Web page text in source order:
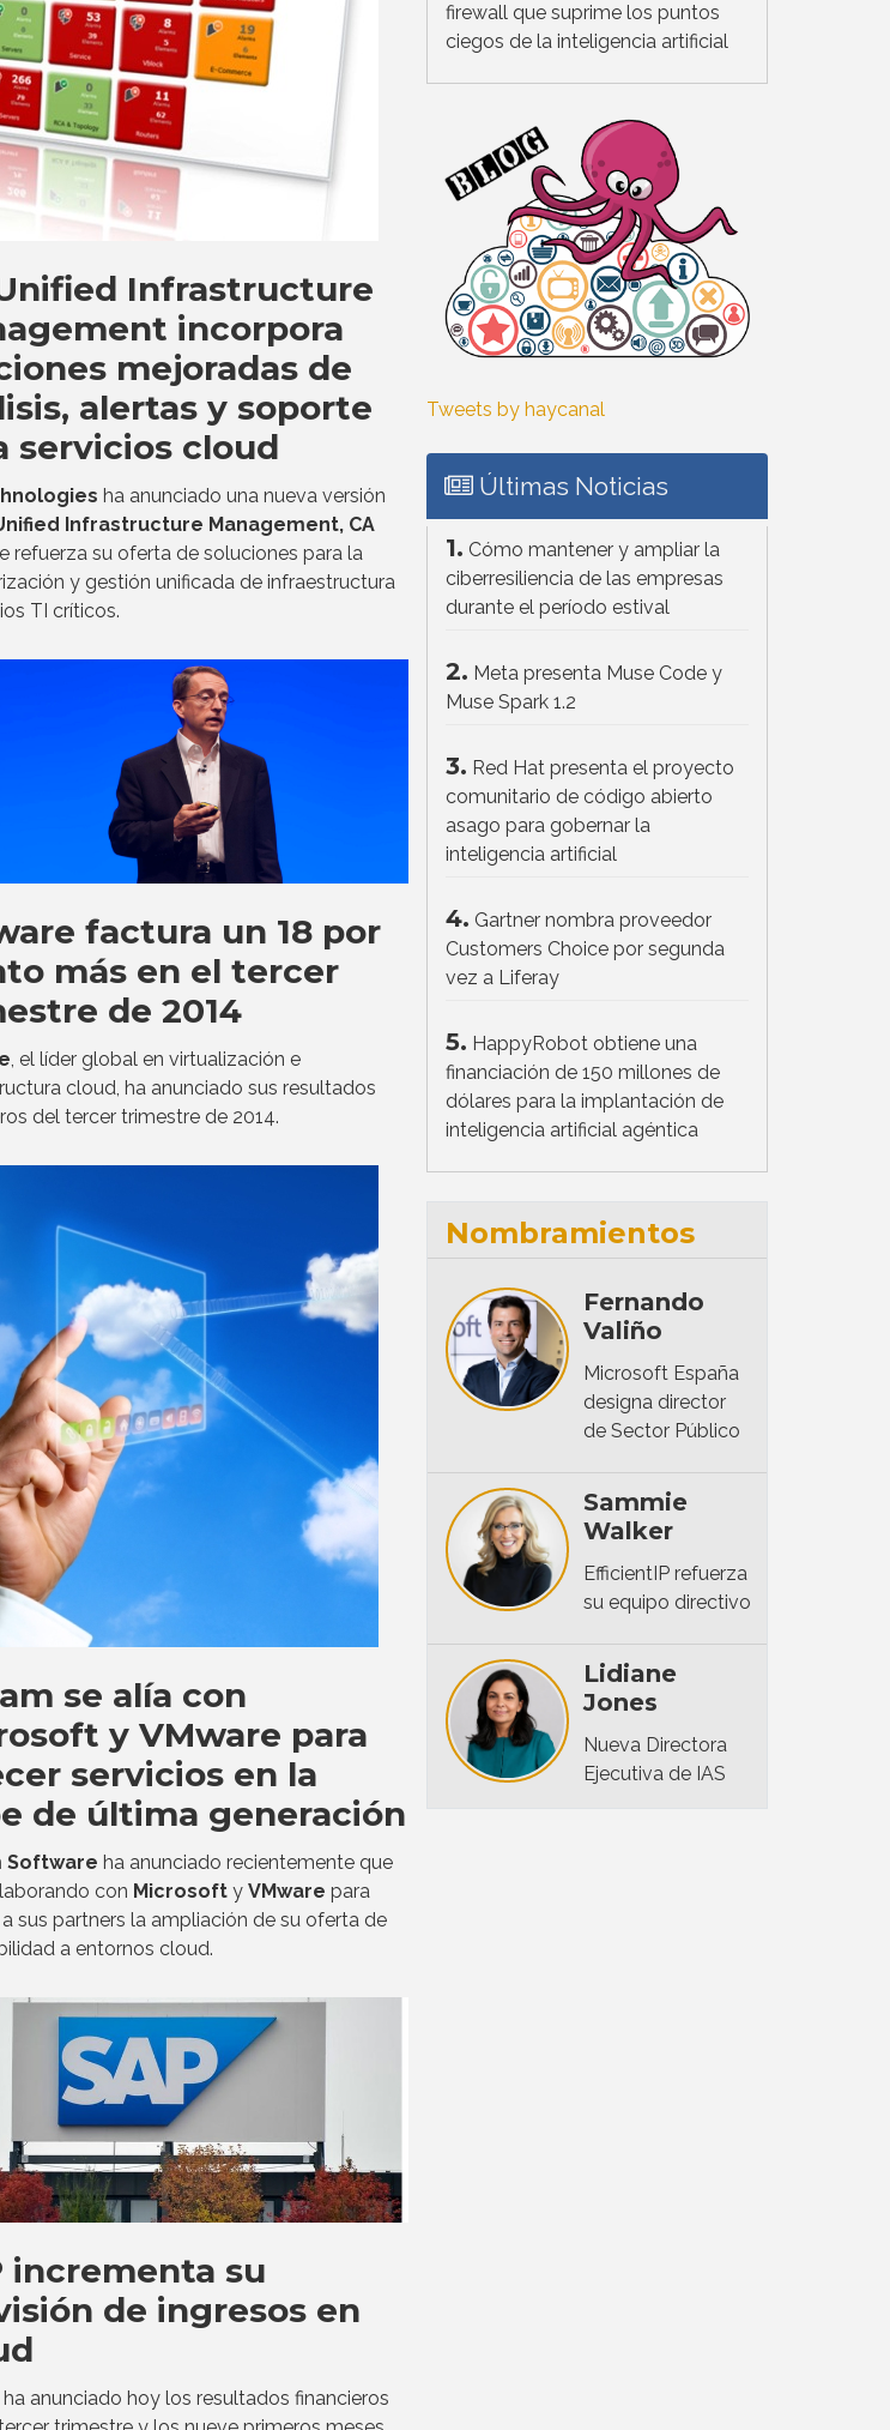
Infrastructure
incorpora
mejoradas de
alertas y soporte
servicios cloud
ha anunciado una nueva versión
Infrastructure Management, CA
refuerza su oferta de soluciones para la
y gestión unificada de infraestructura
TI críticos.
factura un 18 por
más en el tercer
de 2014
, el líder global en virtualización e
cloud, ha anunciado sus resultados
del tercer trimestre de 2014.
se alía con
y VMware para
servicios en la
de última generación
Software ha anunciado recientemente que
con Microsofty VMware para
sus partners la ampliación de su oferta de
a entornos cloud.
incrementa su
de ingresos en
ha anunciado hoy los resultados financieros
firewall que suprime los puntos
ciegos de la inteligencia artificial
Tweets by haycanal
Últimas Noticias
1. Cómo mantener y ampliar la
ciberresiliencia de las empresas
durante el período estival
2. Meta presenta Muse Code y
Muse Spark 1.2
3. Red Hat presenta el proyecto
comunitario de código abierto
asago para gobernar la
inteligencia artificial
4. Gartner nombra proveedor
Customers Choice por segunda
vez a Liferay
5. HappyRobot obtiene una
financiación de 150 millones de
dólares para la implantación de
inteligencia artificial agéntica
Nombramientos
Fernando
Valiño
Microsoft España
designa director
de Sector Público
Sammie
Walker
EfficientIP refuerza
su equipo directivo
Lidiane
Jones
Nueva Directora
Ejecutiva de IAS